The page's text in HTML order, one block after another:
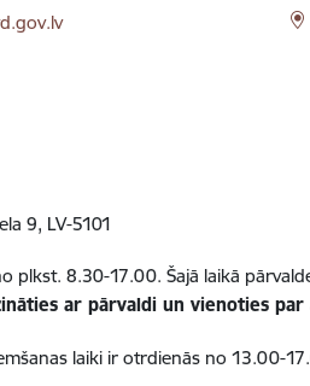
9, LV-5101
plkst. 8.30-17.00. Šajā laikā
ar pārvaldi un vienoties
laiki ir otrdienās no 13.00-